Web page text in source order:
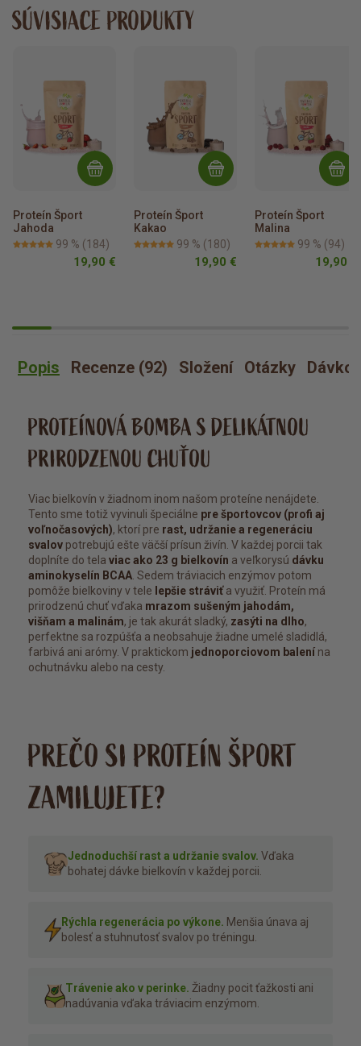
SÚVISIACE PRODUKTY
Proteín Šport
Jahoda
99 % (184)
19,90 €
Proteín Šport
Kakao
99 % (180)
19,90 €
Proteín Šport
Malina
99 % (94)
19,90 €
Popis Recenze (92) Složení Otázky
PROTEÍNOVÁ BOMBA S DELIKÁTNOU
PRIRODZENOU CHUŤOU
Viac bielkovín v žiadnom inom našom proteíne nenájdete.
Tento sme totiž vyvinuli špeciálne pre športovcov (profi aj
voľnočasových), ktorí pre rast, udržanie a regeneráciu
svalov potrebujú ešte väčší prísun živín. V každej porcii tak
doplníte do tela viac ako 23 g bielkovín a veľkorysú dávku
aminokyselín BCAA . Sedem tráviacich enzýmov potom
pomôže bielkoviny v tele lepšie stráviťa využiť. Proteín má
prirodzenú chuť vďaka mrazom sušeným jahodám,
višňam a malinám, je tak akurát sladký, zasýti na dlho,
perfektne sa rozpúšťa a neobsahuje žiadne umelé sladidlá,
farbivá ani arómy. V praktickom jednoporciovom balení na
ochutnávku alebo na cesty.
PREČO SI PROTEÍN ŠPORT
ZAMILUJETE?
Jednoduchší rast a udržanie svalov. Vďaka
bohatej dávke bielkovín v každej porcii.
Rýchla regenerácia po výkone. Menšia únava aj
bolesť a stuhnutosť svalov po tréningu.
Trávenie ako v perinke. Žiadny pocit ťažkosti ani
nadúvania vďaka tráviacim enzýmom.